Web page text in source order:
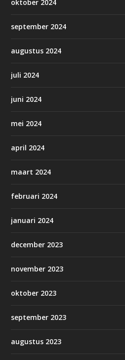
oktober 2024
september 2024
augustus 2024
juli 2024
juni 2024
mei 2024
april 2024
maart 2024
februari 2024
januari 2024
december 2023
november 2023
oktober 2023
september 2023
augustus 2023